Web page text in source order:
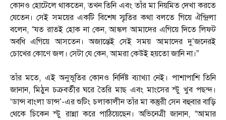
কোনও হোটেলে থাকতেন, তখন তিনি এবং তাঁর মা নিয়মিত দেখা করতে
যেতেন। সেই সময়ের একটি বিশেষ স্মৃতির কথা বলতে গিয়ে ঐন্দ্রিলা
বলেন, “যত রাতই হোক না কেন, আঙ্কল আমাদের এগিয়ে দিতে লিফট
অবধি এগিয়ে আসতেন। অজান্তেই সেই সময় আমাদের দু’জনেরই
চোখের কোণে জল। সেটা যে কেন, আমরা কেউই হয়তো জানি না।”
তাঁর মতে, এই অনুভূতির কোনও নির্দিষ্ট ব্যাখ্যা নেই। পাশাপাশি তিনি
জানান, মিঠুন চক্রবর্তীর ঘরে তৈরি মাছ এবং মাংসের স্টু খুব পছন্দ।
‘ডান্স বাংলা ডান্স’-এর শুটিং চলাকালীন তাঁর মা কস্তুরী সেন বহুবার বাড়ি
থেকে চিকেন স্টু রান্না করে পাঠিয়েছেন। অভিনেত্রী জানান, “আমার